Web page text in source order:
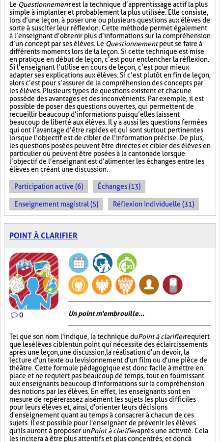
Le Questionnementest la technique d’apprentissage actif la plus
simple à implanter et probablement la plus utilisée. Elle consiste,
lors d’une leçon, à poser une ou plusieurs questions aux élèves de
sorte à susciter leur réflexion. Cette méthode permet également
à l’enseignant d’obtenir plus d’informations sur la compréhension
d’un concept par ses élèves. Le Questionnementpeut se faire à
différents moments lors de la leçon. Si cette technique est mise
en pratique en début de leçon, c’est pour enclencher la réflexion.
Si l’enseignant l’utilise en cours de leçon, c’est pour mieux
adapter ses explications aux élèves. Si c’est plutôt en fin de leçon,
alors c’est pour s’assurer de la compréhension des concepts par
les élèves. Plusieurs types de questions existent et chacune
possède des avantages et des inconvénients. Par exemple, il est
possible de poser des questions ouvertes, qui permettent de
recueillir beaucoup d’informations puisqu’elles laissent
beaucoup de liberté aux élèves. Il y a aussi les questions fermées
qui ont l’avantage d’être rapides et qui sont surtout pertinentes
lorsque l’objectif est de cibler de l’information précise. De plus,
les questions posées peuvent être directes et cibler des élèves en
particulier ou peuvent être posées à la cantonade lorsque
l’objectif de l’enseignant est d’alimenter les échanges entre les
élèves en créant une discussion.
Participation active (6) Échanges (13)
Enseignement magistral (5) Réflexion individuelle (31)
POINT À CLARIFIER
0 Un point m'embrouille...
Tel que son nom l'indique, la technique duPoint à clarifierrequiert
que les élèves ciblent un point qui nécessite des éclaircissements
après une leçon, une discussion, la réalisation d'un devoir, la
lecture d'un texte ou le visionnement d'un film ou d'une pièce de
théâtre. Cette formule pédagogique est donc facile à mettre en
place et ne requiert pas beaucoup de temps, tout en fournissant
aux enseignants beaucoup d'informations sur la compréhension
des notions par les élèves. En effet, les enseignants sont en
mesure de repérer assez aisément les sujets les plus difficiles
pour leurs élèves et, ainsi, d'orienter leurs décisions
d'enseignement quant au temps à consacrer à chacun de ces
sujets. Il est possible pour l'enseignant de prévenir les élèves
qu'ils auront à proposer unPoint à clarifieraprès une activité. Cela
les incitera à être plus attentifs et plus concentrés, et donc à